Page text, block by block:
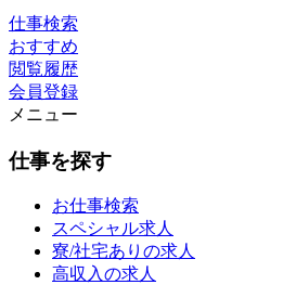
仕事検索
おすすめ
閲覧履歴
会員登録
メニュー
仕事を探す
お仕事検索
スペシャル求人
寮/社宅ありの求人
高収入の求人